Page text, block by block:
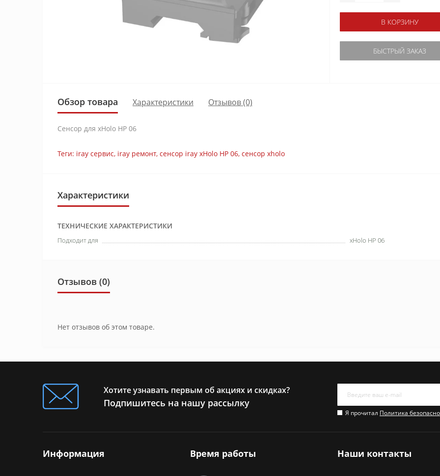
В КОРЗИНУ
БЫСТРЫЙ ЗАКАЗ
Обзор товара Характеристики Отзывов (0)
Сенсор для xHolo HP 06
Теги: iray сервис, iray ремонт, сенсор iray xHolo HP 06, сенсор xholo
Характеристики
ТЕХНИЧЕСКИЕ ХАРАКТЕРИСТИКИ
Подходит для xHolo HP 06
Отзывов (0)
Нет отзывов об этом товаре.
Хотите узнавать первым об акциях и скидках?
Подпишитесь на нашу рассылку
Я прочитал Политика
Информация Время работы Наши контакты